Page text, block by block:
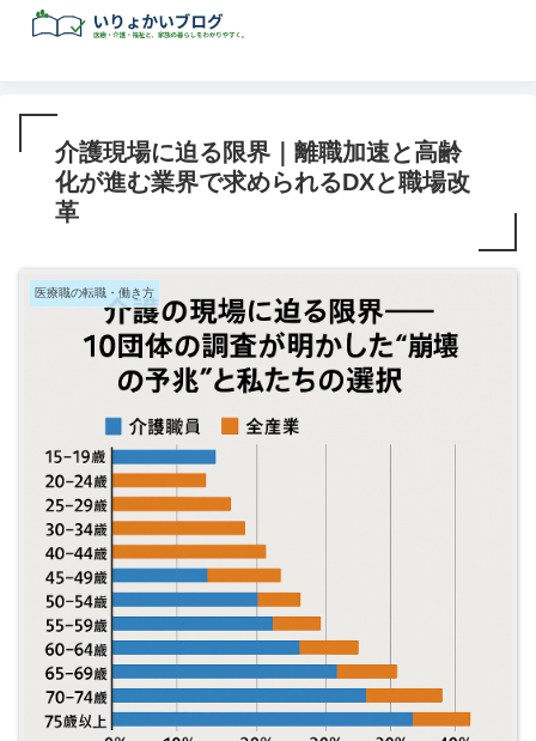
介護現場に迫る限界｜離職加速と高齢
化が進む業界で求められるDXと職場改
革
医療職の転職・働き方